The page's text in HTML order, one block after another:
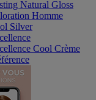
Natural Gloss
Homme
Silver
Cool Crème